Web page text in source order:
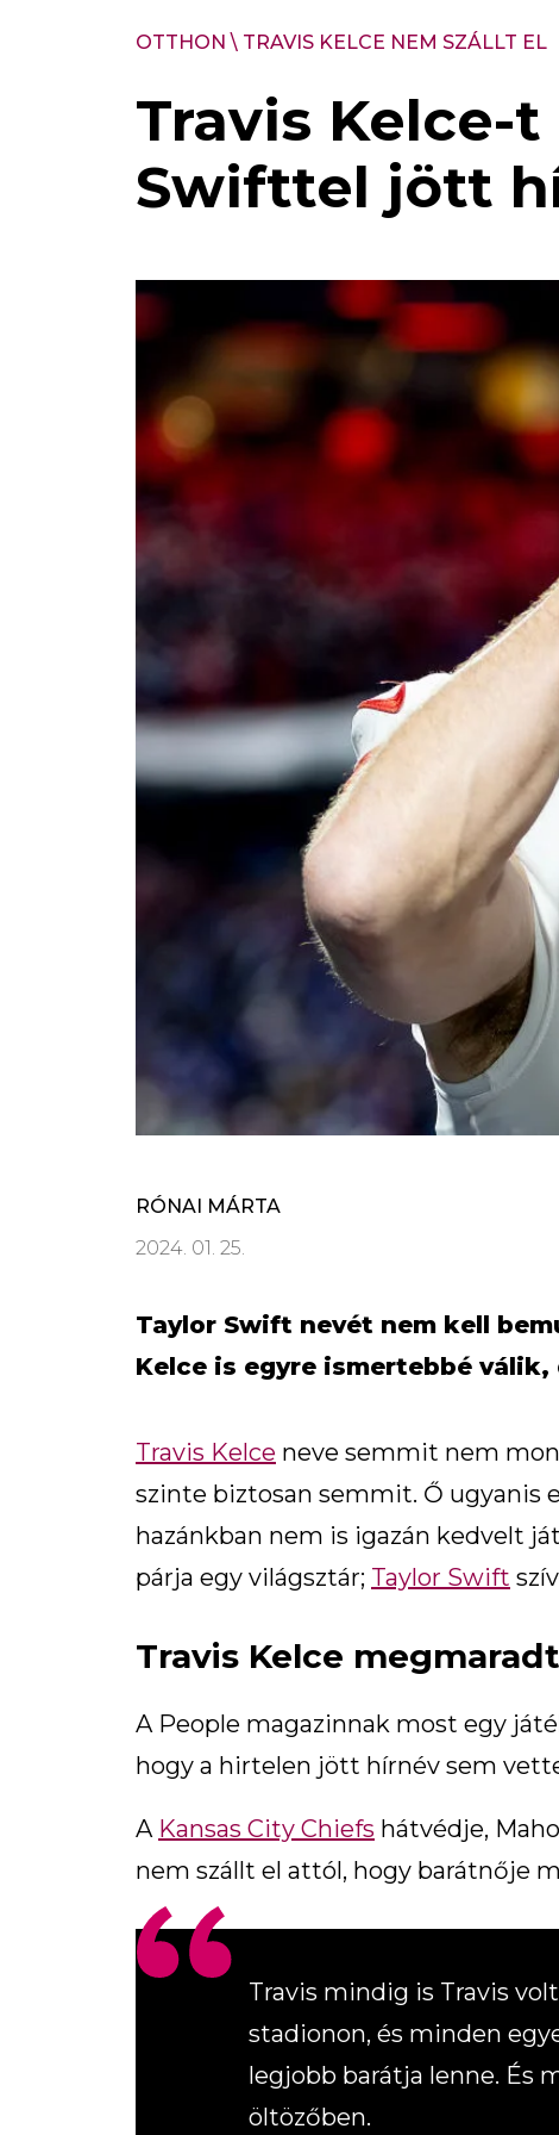
OTTHON \ TRAVIS KELCE NEM SZÁLLT EL
Travis Kelce-
Swifttel jött
RÓNAI MÁRTA
2024. 01. 25.
Taylor Swift nevét nem kell
Kelce is egyre ismertebbé válik,
Travis Kelce neve semmit nem
szinte biztosan semmit. Ő ugyanis
hazánkban nem is igazán kedvelt
párja egy világsztár; Taylor Swift
Travis Kelce
A People magazinnak most egy
hogy a hirtelen jött hírnév sem
A Kansas City Chiefs hátvédje,
nem szállt el attól, hogy barátnője
Travis mindig is Travis
stadionon, és minden
legjobb barátja lenne. És
öltözőben.